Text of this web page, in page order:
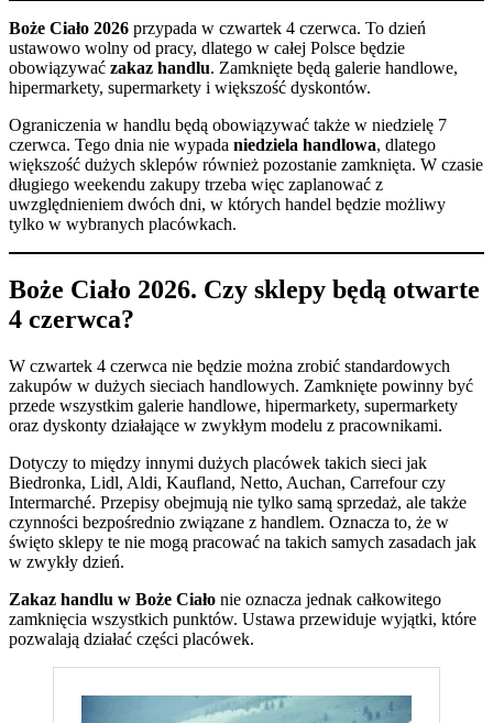
Boże Ciało 2026 przypada w czwartek 4 czerwca. To dzień
ustawowo wolny od pracy, dlatego w całej Polsce będzie
obowiązywać zakaz handlu. Zamknięte będą galerie handlowe,
hipermarkety, supermarkety i większość dyskontów.
Ograniczenia w handlu będą obowiązywać także w niedzielę 7
czerwca. Tego dnia nie wypada niedziela handlowa, dlatego
większość dużych sklepów również pozostanie zamknięta. W czasie
długiego weekendu zakupy trzeba więc zaplanować z
uwzględnieniem dwóch dni, w których handel będzie możliwy
tylko w wybranych placówkach.
Boże Ciało 2026. Czy sklepy będą otwarte
4 czerwca?
W czwartek 4 czerwca nie będzie można zrobić standardowych
zakupów w dużych sieciach handlowych. Zamknięte powinny być
przede wszystkim galerie handlowe, hipermarkety, supermarkety
oraz dyskonty działające w zwykłym modelu z pracownikami.
Dotyczy to między innymi dużych placówek takich sieci jak
Biedronka, Lidl, Aldi, Kaufland, Netto, Auchan, Carrefour czy
Intermarché. Przepisy obejmują nie tylko samą sprzedaż, ale także
czynności bezpośrednio związane z handlem. Oznacza to, że w
święto sklepy te nie mogą pracować na takich samych zasadach jak
w zwykły dzień.
Zakaz handlu w Boże Ciało nie oznacza jednak całkowitego
zamknięcia wszystkich punktów. Ustawa przewiduje wyjątki, które
pozwalają działać części placówek.